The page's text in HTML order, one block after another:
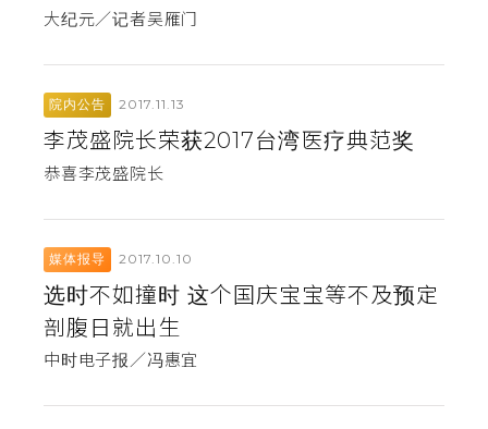
大纪元／记者吴雁门
院内公告 2017.11.13
李茂盛院长荣获2017台湾医疗典范奖
恭喜李茂盛院长
媒体报导 2017.10.10
选时不如撞时 这个国庆宝宝等不及预定
剖腹日就出生
中时电子报／冯惠宜